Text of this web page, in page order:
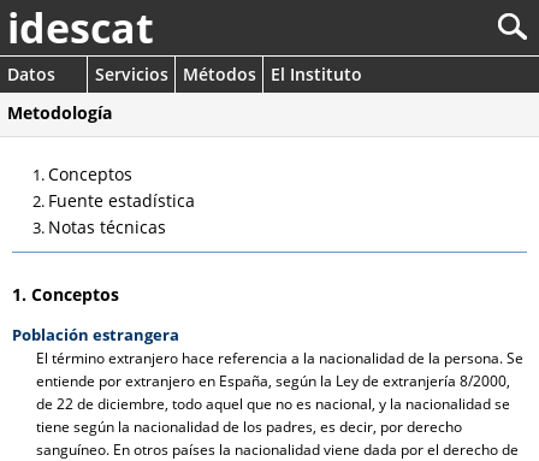
idescat
Datos Servicios Métodos
El Instituto
Metodología
Conceptos
Fuente estadística
Notas técnicas
1. Conceptos
Población estrangera
El término extranjero hace referencia a la nacionalidad de la persona. Se
entiende por extranjero en España, según la Ley de extranjería 8/2000,
de 22 de diciembre, todo aquel que no es nacional, y la nacionalidad se
tiene según la nacionalidad de los padres, es decir, por derecho
sanguíneo. En otros países la nacionalidad viene dada por el derecho de